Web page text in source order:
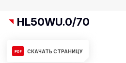
HL50WU.0/70
СКАЧАТЬ СТРАНИЦУ